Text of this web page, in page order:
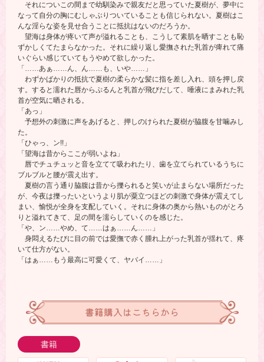
それについこの間まで幼馴染みで親友だと思っていた夏樹が、夢中に
なって自分の胸にむしゃぶりついていることも信じられない。夏樹はこ
んな淫らな姿を見せ合うことに抵抗はないのだろうか。
望海は身体が疼いて声が溢れることも、こうして素肌を晒すことも恥
ずかしくてたまらなかった。それに繰り返し愛撫された乳首が痺れて痛
いぐらい感じていてもうやめて欲しかった。
「……あぁ……ん、ん……も、いや……」
わずかばかりの抵抗で夏樹の柔らかな髪に指を差し入れ、頭を押し戻
す。すると濡れた唇からぷるんと乳首が飛びだして、唾液にまみれた乳
首が空気に晒される。
「あっ」
予想外の刺激に声をあげると、押しのけられた夏樹が脇腹を甘噛みし
た。
「ひゃっ、ン!!」
「望海は昔からここが弱いよね」
唇でチュチュッと音を立てて吸われたり、歯を立てられているうちに
ブルブルと腰が震え出す。
夏樹の言う通り脇腹は昔から擽られると笑いが止まらない場所だった
が、今夜は擽ったいというより肌が粟立つほどの刺激で身体が震えてし
まい、愉悦が全身を支配していく。それに身体の奥から熱いものがとろ
りと溢れてきて、足の間を濡らしていくのを感じた。
「や、ン……やめ、て……はぁ……ん……」
身悶えるたびに目の前では愛撫で赤く腫れ上がった乳首が揺れて、疼
いて仕方がない。
「はぁ……もう最高に可愛くて、ヤバイ……」
書籍購入はこちらから
書籍